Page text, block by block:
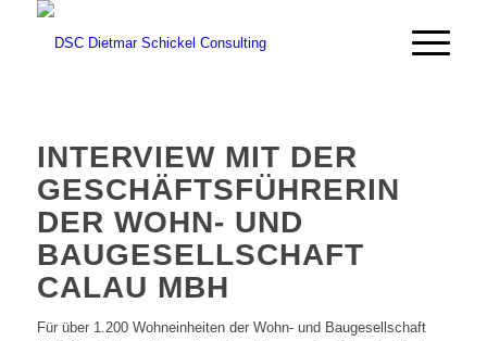
INTERVIEW MIT DER
GESCHÄFTSFÜHRERIN
DER WOHN- UND
BAUGESELLSCHAFT
CALAU MBH
Für über 1.200 Wohneinheiten der Wohn- und Baugesellschaft